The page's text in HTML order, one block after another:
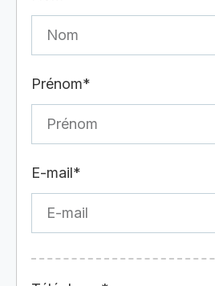
Prénom*
E-mail*